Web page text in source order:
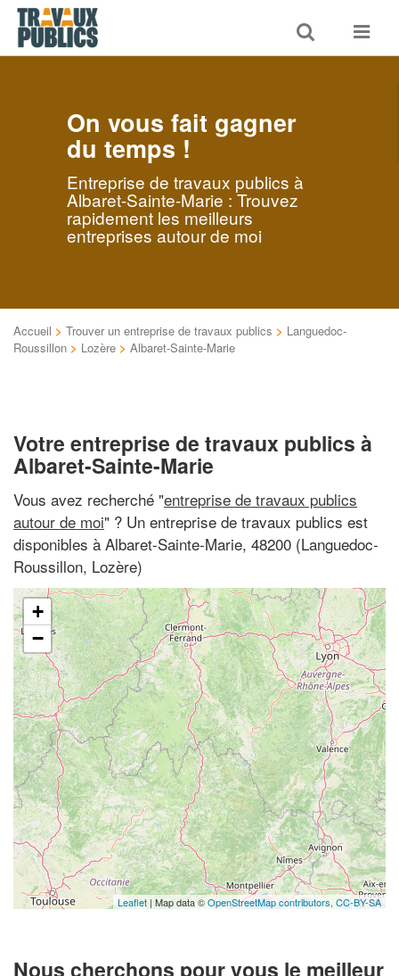
Toggle
search
Toggle
On vous fait gagner
du temps !
Entreprise de travaux publics à
Albaret-Sainte-Marie : Trouvez
rapidement les meilleurs
entreprises autour de moi
Accueil > Trouver un entreprise de travaux publics > Languedoc-
Roussillon > Lozère > Albaret-Sainte-Marie
Votre entreprise de travaux publics à
Albaret-Sainte-Marie
Vous avez recherché "entreprise de travaux publics
autour de moi" ? Un entreprise de travaux publics est
disponibles à Albaret-Sainte-Marie, 48200 (Languedoc-
Roussillon, Lozère)
+
−
Leaflet | Map data ©OpenStreetMap contributors, CC-BY-SA
Nous cherchons pour vous le meilleur